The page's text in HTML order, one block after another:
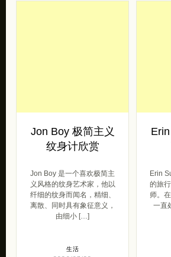
Jon Boy 极简主义
纹身计欣赏
Jon Boy 是一个喜欢极简主
义风格的纹身艺术家，他以
纤细的纹身而闻名，精细、
离散、同时具有象征意义，
由细小 […]
生活
Erin
的旅
师。
一直